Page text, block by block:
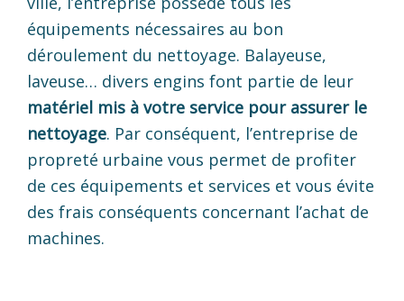
équipements nécessaires au bon
déroulement du nettoyage. Balayeuse,
laveuse… divers engins font partie de leur
matériel mis à votre service pour assurer le
nettoyage. Par conséquent, l’entreprise de
propreté urbaine vous permet de profiter
de ces équipements et services et vous évite
des frais conséquents concernant l’achat de
machines.